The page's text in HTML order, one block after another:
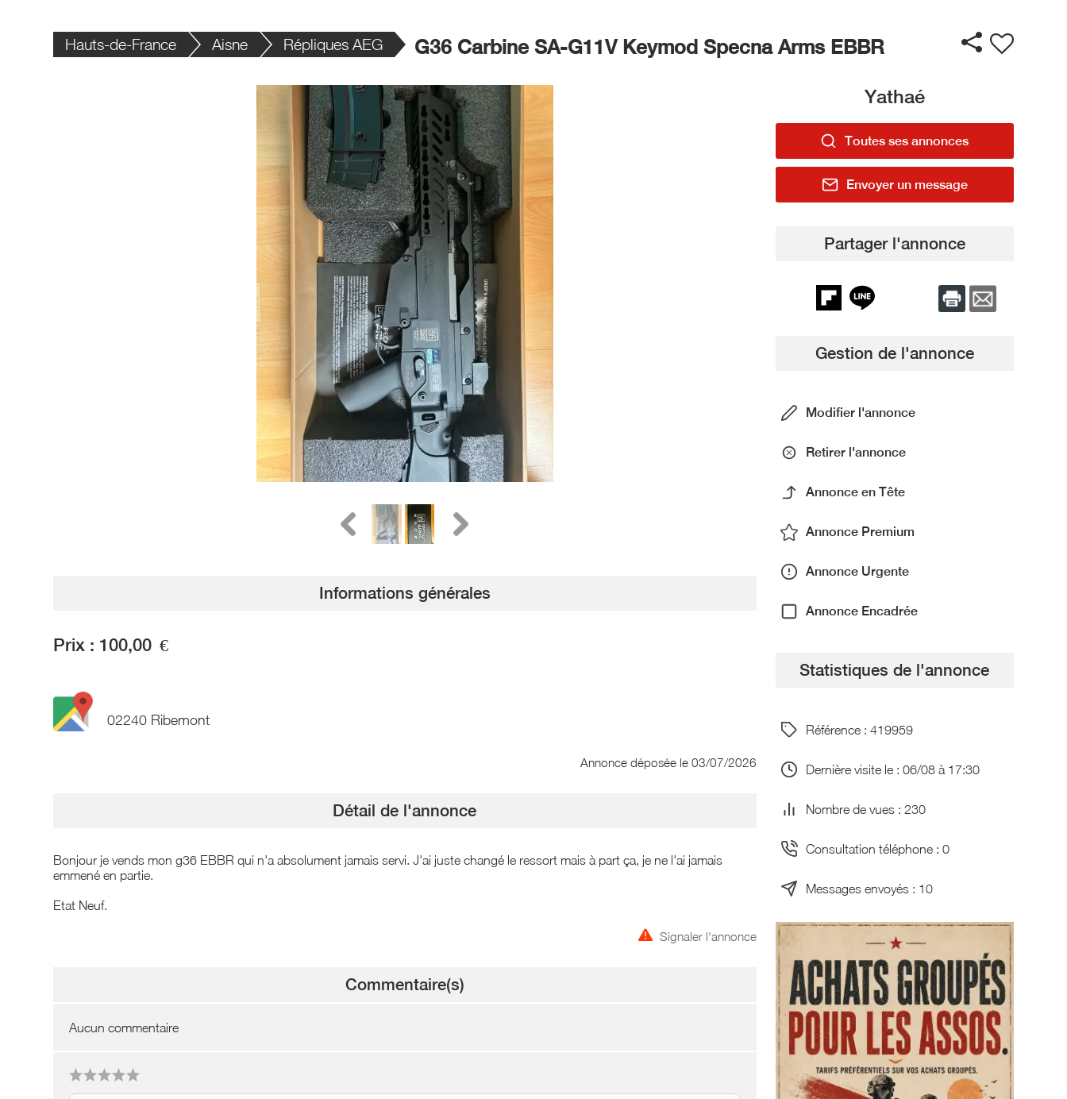
Hauts-de-France Aisne Répliques AEG G36 Carbine SA-G11V Keymod Specna Arms EBBR
Informations générales
Prix : 100,00 €
02240 Ribemont
Annonce déposée le 03/07/2026
Détail de l'annonce
Bonjour je vends mon g36 EBBR qui n'a absolument jamais servi. J'ai juste changé le ressort mais à part ça, je ne l'ai jamais
emmené en partie.
Etat Neuf.
Signaler l'annonce
Commentaire(s)
Aucun commentaire
Yathaé
Toutes ses annonces
Envoyer un message
Partager l'annonce
Gestion de l'annonce
Modifier l'annonce
Retirer l'annonce
Annonce en Tête
Annonce Premium
Annonce Urgente
Annonce Encadrée
Statistiques de l'annonce
Référence : 419959
Dernière visite le : 06/08 à 17:30
Nombre de vues : 230
Consultation téléphone : 0
Messages envoyés : 10